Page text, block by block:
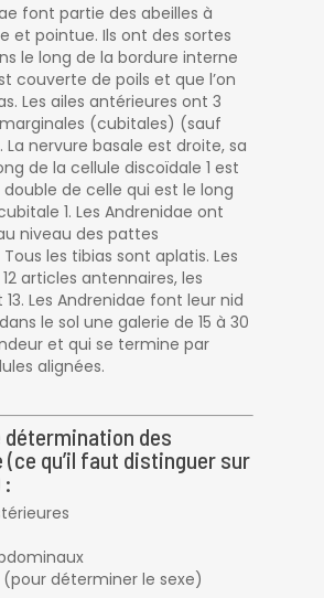
font partie des abeilles à
et pointue. Ils ont des sortes
le long de la bordure interne
couverte de poils et que l’on
Les ailes antérieures ont 3
(cubitales) (sauf
nervure basale est droite, sa
de la cellule discoïdale 1 est
de celle qui est le long
1. Les Andrenidae ont
niveau des pattes
les tibias sont aplatis. Les
articles antennaires, les
Les Andrenidae font leur nid
le sol une galerie de 15 à 30
et qui se termine par
alignées.
détermination des
(ce qu’il faut distinguer sur
déterminer le sexe)